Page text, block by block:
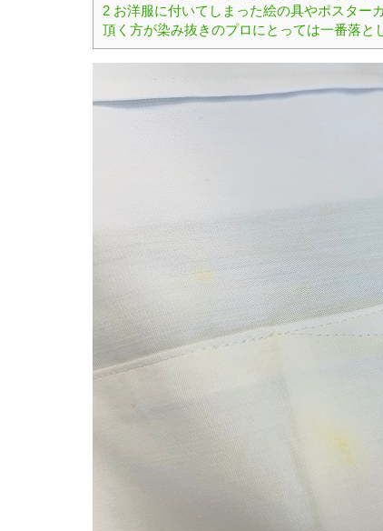
2 お洋服に付いてしまった絵の具やポスター
頂く方が染み抜きのプロにとっては一番落と